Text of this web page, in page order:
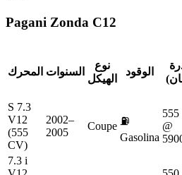
Pagani Zonda C12
المحرك السنوات
نوع
الهيكل
الوقود
S 7.3
V12
(555
CV)
2002–
2005
Coupe ⛽
Gasolina
@
7.3 i